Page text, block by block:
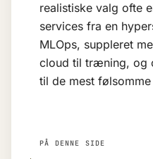
realistiske valg ofte
services fra en
MLOps, suppleret
cloud til træning, og
til de mest
PÅ DENNE SIDE